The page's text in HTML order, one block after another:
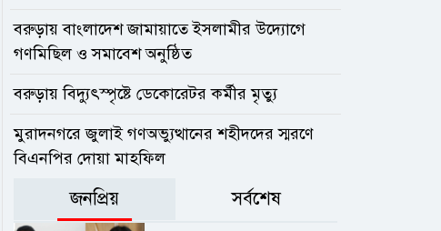
বরুড়ায় বাংলাদেশ জামায়াতে ইসলামীর উদ্যোগে
গণমিছিল ও সমাবেশ অনুষ্ঠিত
বরুড়ায় বিদ্যুৎস্পৃষ্টে ডেকোরেটর কর্মীর মৃত্যু
মুরাদনগরে জুলাই গণঅভ্যুত্থানের শহীদদের স্মরণে
বিএনপির দোয়া মাহফিল
জনপ্রিয় সর্বশেষ